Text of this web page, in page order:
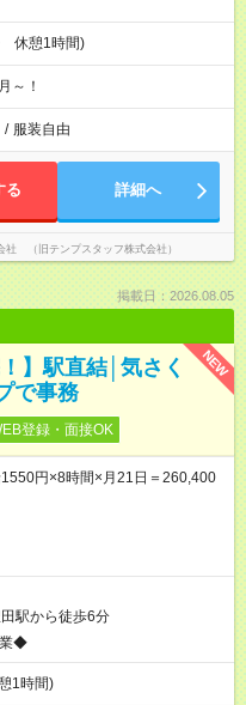
休憩1時間)
～！
/ 服装自由
る 詳細へ
社 （旧テンプスタッフ株式会社）
掲載日：2026.08.05
NEW
】駅直結│気さく
で事務
登録・面接OK
円×8時間×月21日＝260,400
駅から徒歩6分
◆
1時間)